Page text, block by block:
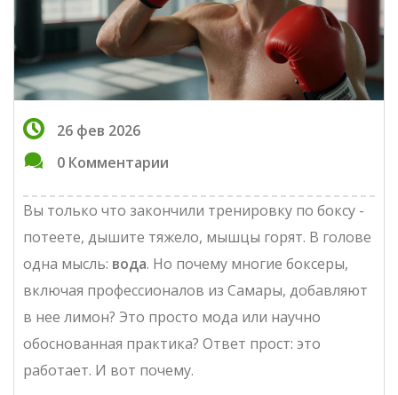
26 фев 2026
0 Комментарии
Вы только что закончили тренировку по боксу -
потеете, дышите тяжело, мышцы горят. В голове
одна мысль: вода. Но почему многие боксеры,
включая профессионалов из Самары, добавляют
в нее лимон? Это просто мода или научно
обоснованная практика? Ответ прост: это
работает. И вот почему.